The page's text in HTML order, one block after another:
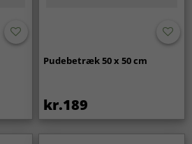
Pudebetræk 50 x 50 cm
kr.189